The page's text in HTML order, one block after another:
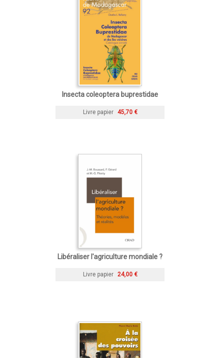
Insecta coleoptera buprestidae
Livre papier 45,70 €
Libéraliser l'agriculture mondiale ?
Livre papier 24,00 €